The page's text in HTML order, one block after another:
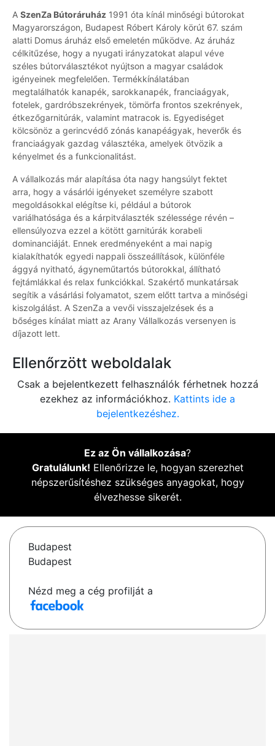
A SzenZa Bútoráruház 1991 óta kínál minőségi bútorokat
Magyarországon, Budapest Róbert Károly körút 67. szám
alatti Domus áruház első emeletén működve. Az áruház
célkitűzése, hogy a nyugati irányzatokat alapul véve
széles bútorválasztékot nyújtson a magyar családok
igényeinek megfelelően. Termékkínálatában
megtalálhatók kanapék, sarokkanapék, franciaágyak,
fotelek, gardróbszekrények, tömörfa frontos szekrények,
étkezőgarnitúrák, valamint matracok is. Egyediséget
kölcsönöz a gerincvédő zónás kanapéágyak, heverők és
franciaágyak gazdag választéka, amelyek ötvözik a
kényelmet és a funkcionalitást.
A vállalkozás már alapítása óta nagy hangsúlyt fektet
arra, hogy a vásárlói igényeket személyre szabott
megoldásokkal elégítse ki, például a bútorok
variálhatósága és a kárpitválaszték szélessége révén –
ellensúlyozva ezzel a kötött garnitúrák korabeli
dominanciáját. Ennek eredményeként a mai napig
kialakíthatók egyedi nappali összeállítások, különféle
ággyá nyitható, ágyneműtartós bútorokkal, állítható
fejtámlákkal és relax funkciókkal. Szakértő munkatársak
segítik a vásárlási folyamatot, szem előtt tartva a minőségi
kiszolgálást. A SzenZa a vevői visszajelzések és a
bőséges kínálat miatt az Arany Vállalkozás versenyen is
díjazott lett.
Ellenőrzött weboldalak
Csak a bejelentkezett felhasználók férhetnek hozzá
ezekhez az információkhoz. Kattints ide a
bejelentkezéshez.
Ez az Ön vállalkozása?
Gratulálunk! Ellenőrizze le, hogyan szerezhet
népszerűsítéshez szükséges anyagokat, hogy
élvezhesse sikerét.
Budapest
Budapest
Nézd meg a cég profilját a